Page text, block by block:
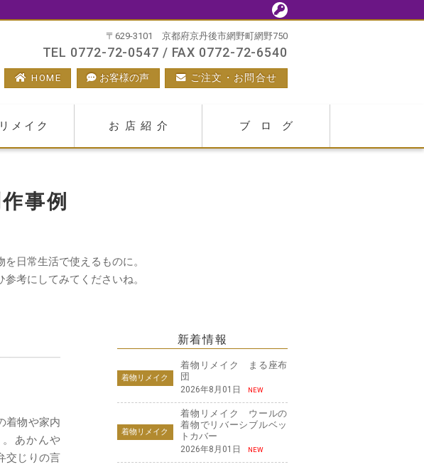
〒629-3101 京都府京丹後市網野町網野750
TEL 0772-72-0547 / FAX 0772-72-6540
HOME お客様の声 ご注文・お問合せ
メイク お店紹介 ブログ
事例
日常生活で使えるものに。
考にしてみてくださいね。
着物や家内
あかんや
交じりの言
新着情報
着物リメイク
着物リメイク まる座布
団
2026年8月01日 NEW
着物リメイク
着物リメイク ウールの
着物でリバーシブルベッ
トカバー
2026年8月01日 NEW